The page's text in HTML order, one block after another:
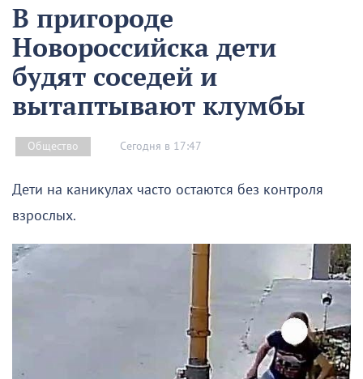
В пригороде
Новороссийска дети
будят соседей и
вытаптывают клумбы
Общество Сегодня в 17:47
Дети на каникулах часто остаются без контроля
взрослых.